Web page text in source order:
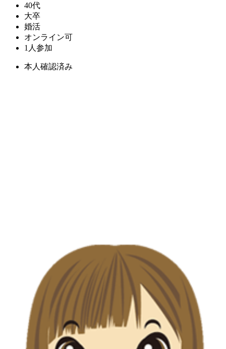
40代
大卒
婚活
オンライン可
1人参加
本人確認済み